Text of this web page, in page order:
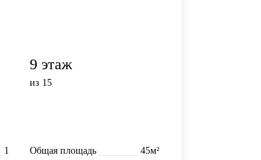
9 этаж
из 15
1 Общая площадь
45м²